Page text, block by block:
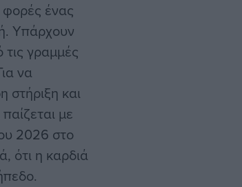
φορές ένας
Υπάρχουν
γραμμές
να
στήριξη και
με
2026 στο
ότι η καρδιά